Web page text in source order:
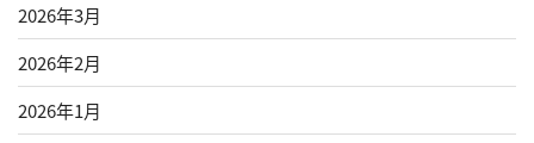
2026年3月
2026年2月
2026年1月